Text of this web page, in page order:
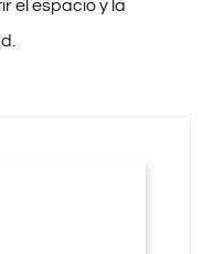
el espacio y la